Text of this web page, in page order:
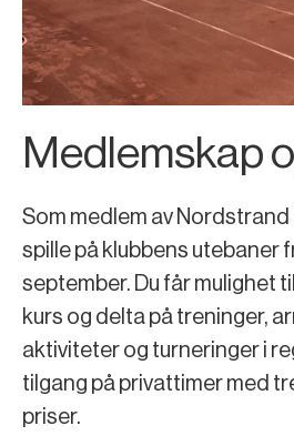
Medlemskap
Som medlem av
spille på klubbens utebaner
september. Du får mulighet
kurs og delta på treninger,
aktiviteter og turneringer i
tilgang på privattimer med
priser.